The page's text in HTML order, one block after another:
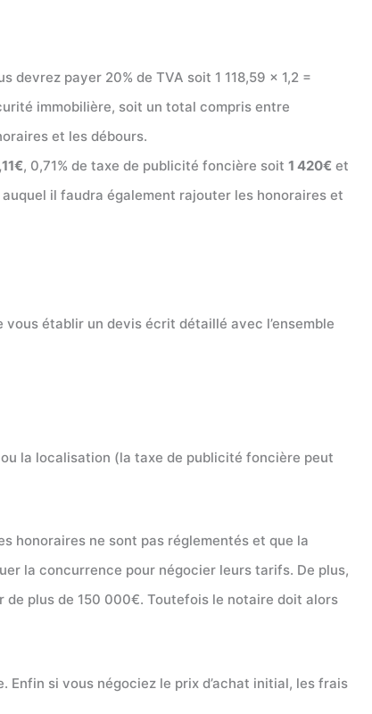
devrez payer 20% de TVA soit 1 118,59 x 1,2 =
immobilière, soit un total compris entre
et les débours.
, 0,71% de taxe de publicité foncière soit 1 420€ et
il faudra également rajouter les honoraires et
établir un devis écrit détaillé avec l’ensemble
la localisation (la taxe de publicité foncière peut
honoraires ne sont pas réglementés et que la
la concurrence pour négocier leurs tarifs. De plus,
de plus de 150 000€. Toutefois le notaire doit alors
Enfin si vous négociez le prix d’achat initial, les frais